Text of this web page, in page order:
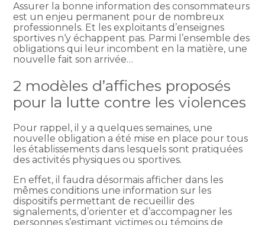
Assurer la bonne information des consommateurs
est un enjeu permanent pour de nombreux
professionnels. Et les exploitants d’enseignes
sportives n‘y échappent pas. Parmi l’ensemble des
obligations qui leur incombent en la matière, une
nouvelle fait son arrivée…
2 modèles d’affiches proposés
pour la lutte contre les violences
Pour rappel, il y a quelques semaines, une
nouvelle obligation a été mise en place pour tous
les établissements dans lesquels sont pratiquées
des activités physiques ou sportives.
En effet, il faudra désormais afficher dans les
mêmes conditions une information sur les
dispositifs permettant de recueillir des
signalements, d’orienter et d’accompagner les
personnes s’estimant victimes ou témoins de